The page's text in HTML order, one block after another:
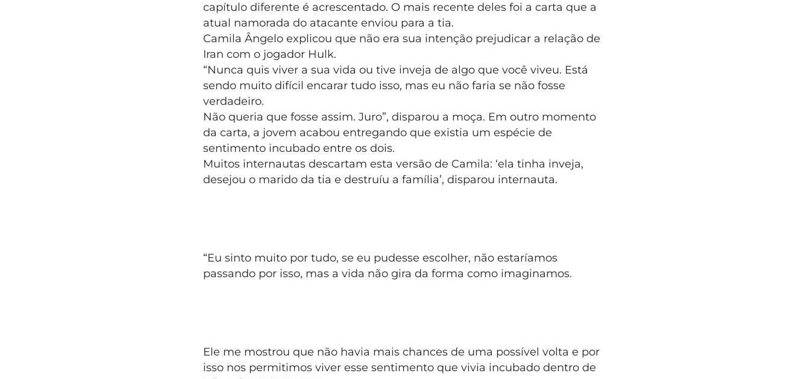
capítulo diferente é acrescentado. O mais recente deles foi a carta que a
atual namorada do atacante enviou para a tia.
Camila Ângelo explicou que não era sua intenção prejudicar a relação de
Iran com o jogador Hulk.
“Nunca quis viver a sua vida ou tive inveja de algo que você viveu. Está
sendo muito difícil encarar tudo isso, mas eu não faria se não fosse
verdadeiro.
Não queria que fosse assim. Juro”, disparou a moça. Em outro momento
da carta, a jovem acabou entregando que existia um espécie de
sentimento incubado entre os dois.
Muitos internautas descartam esta versão de Camila: ‘ela tinha inveja,
desejou o marido da tia e destruíu a família’, disparou internauta.
“Eu sinto muito por tudo, se eu pudesse escolher, não estaríamos
passando por isso, mas a vida não gira da forma como imaginamos.
Ele me mostrou que não havia mais chances de uma possível volta e por
isso nos permitimos viver esse sentimento que vivia incubado dentro de